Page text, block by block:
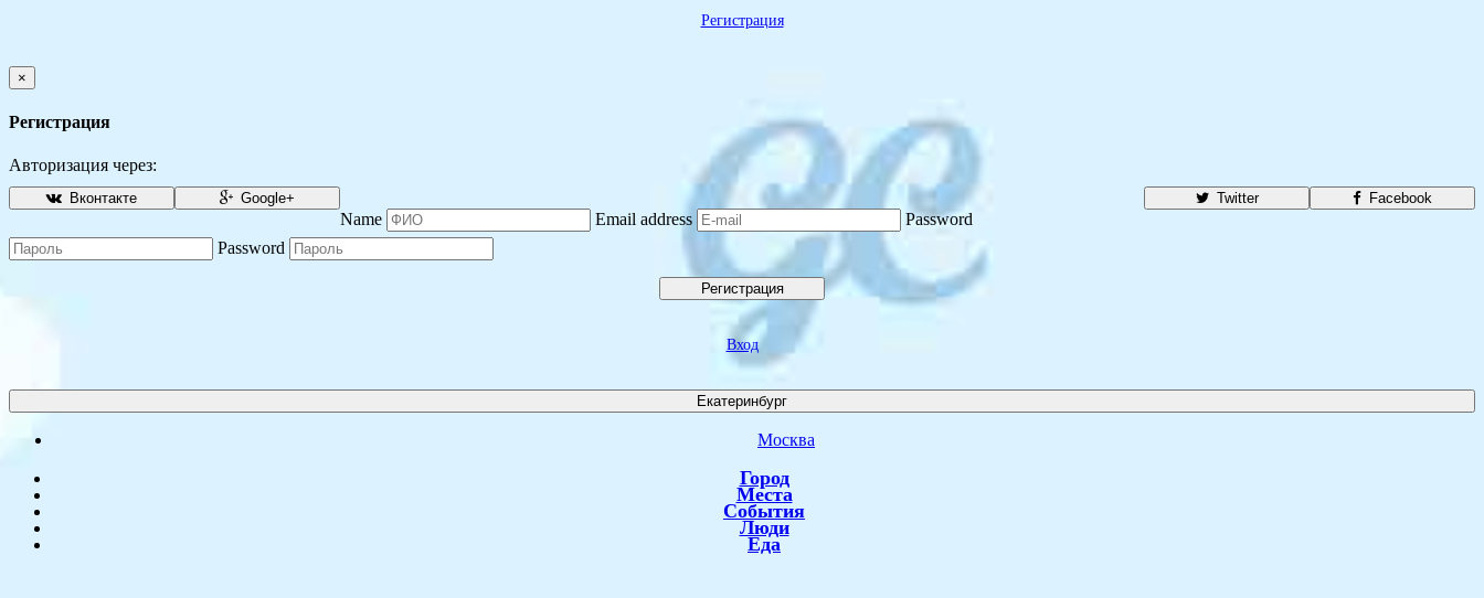
Регистрация
×
Регистрация
Авторизация через:
Facebook
Вконтакте Twitter
Google+
Name Email address
Password
Password
Регистрация
Вход
Екатеринбург
Москва
Город
Места
События
Люди
Еда